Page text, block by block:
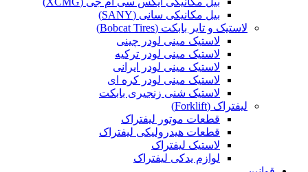
بیل مکانیکی سانی (SANY)
لاستیک و تایر بابکت (Bobcat Tires)
لاستیک مینی لودر چینی
لاستیک مینی لودر ترکیه
لاستیک مینی لودر ایرانی
لاستیک مینی لودر کره ای
لاستیک شنی زنجیری بابکت
لیفتراک (Forklift)
قطعات موتور لیفتراک
قطعات هیدرولیکی لیفتراک
لاستیک لیفتراک
لوازم یدکی لیفتراک